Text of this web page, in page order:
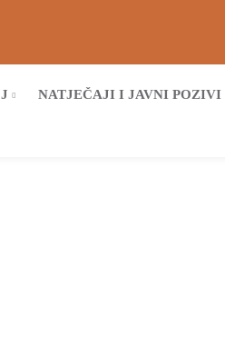
NATJEČAJI I JAVNI POZIVI